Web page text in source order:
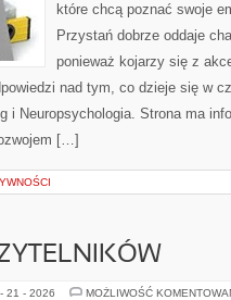
które chcą poznać swoje
Przystań dobrze oddaje
ponieważ kojarzy się z
nad tym, co dzieje się w
i Neuropsychologia. Strona ma
[…]
21 - 2026 MOŻLIWOŚĆ